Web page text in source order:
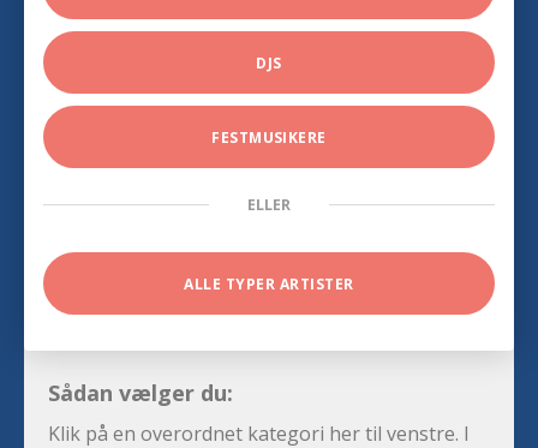
DJS
FESTMUSIKERE
ELLER
ALLE TYPER ARTISTER
Sådan vælger du:
Klik på en overordnet kategori her til venstre. I